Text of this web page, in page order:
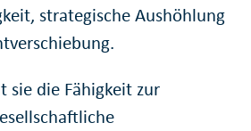
strategische Aushöhlung
sie die Fähigkeit zur